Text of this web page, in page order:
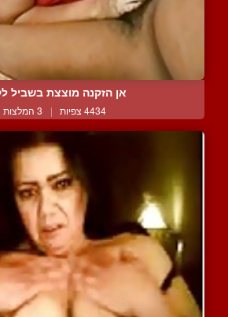
אן הזקנה מוצצת בשביל
4434 צפיות | 3 המלצות